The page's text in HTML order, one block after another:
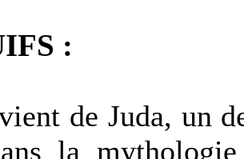
:
de Juda, un
la